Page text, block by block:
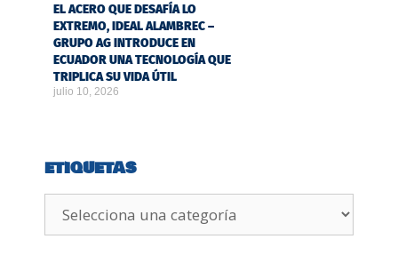
EL ACERO QUE DESAFÍA LO
EXTREMO, IDEAL ALAMBREC –
GRUPO AG INTRODUCE EN
ECUADOR UNA TECNOLOGÍA QUE
TRIPLICA SU VIDA ÚTIL
julio 10, 2026
ETIQUETAS